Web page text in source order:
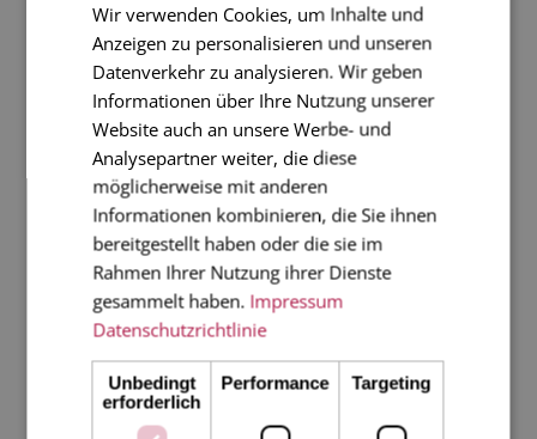
Stempel_08
Wir verwenden Cookies, um Inhalte und
Anzeigen zu personalisieren und unseren
Datenverkehr zu analysieren. Wir geben
Informationen über Ihre Nutzung unserer
Website auch an unsere Werbe- und
Analysepartner weiter, die diese
möglicherweise mit anderen
Informationen kombinieren, die Sie ihnen
bereitgestellt haben oder die sie im
Rahmen Ihrer Nutzung ihrer Dienste
gesammelt haben. Impressum
Datenschutzrichtlinie
Unbedingt
erforderlich
Performance Targeting